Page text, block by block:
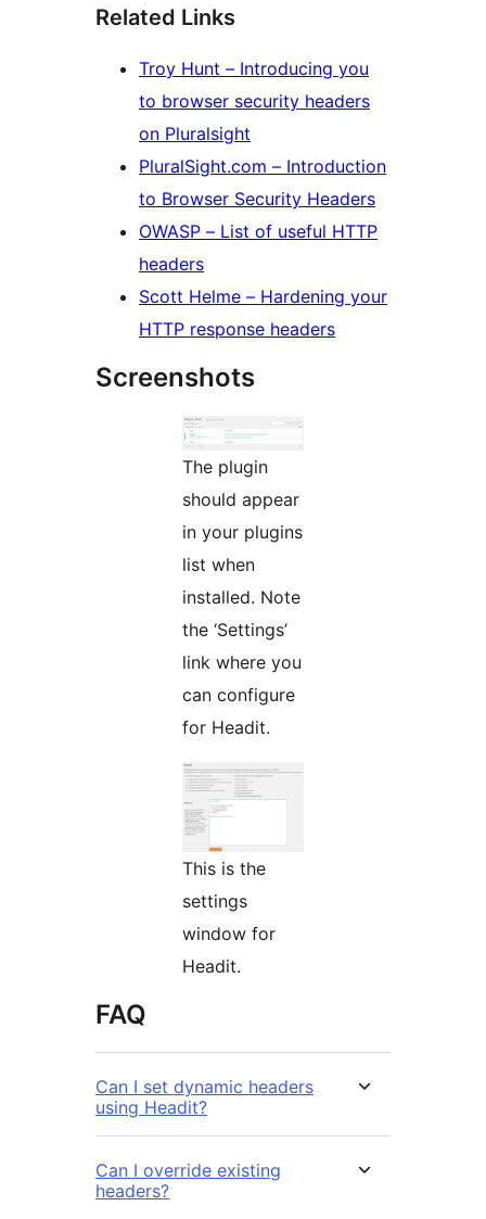
Related Links
Troy Hunt – Introducing you
to browser security headers
on Pluralsight
PluralSight.com – Introduction
to Browser Security Headers
OWASP – List of useful HTTP
headers
Scott Helme – Hardening your
HTTP response headers
Screenshots
The plugin
should appear
in your plugins
list when
installed. Note
the ‘Settings’
link where you
can configure
for Headit.
This is the
settings
window for
Headit.
FAQ
Can I set dynamic headers
using Headit?
Can I override existing
headers?